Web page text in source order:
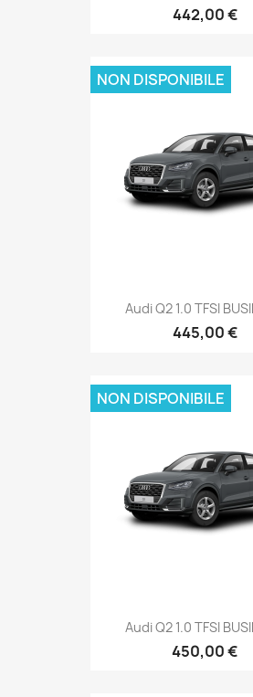
442,00 €
Audi Q2 1.0 TFSI
445,00 €
NON DISPONIBILE
Audi Q2 1.0 TFSI
450,00 €
NON DISPONIBILE